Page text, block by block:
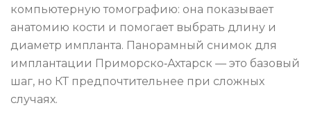
компьютерную томографию: она показывает
анатомию кости и помогает выбрать длину и
диаметр импланта. Панорамный снимок для
имплантации Приморско‑Ахтарск — это базовый
шаг, но КТ предпочтительнее при сложных
случаях.